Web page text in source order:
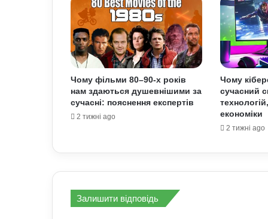
Чому фільми 80–90-х років
нам здаються душевнішими за
сучасні: пояснення експертів
2 тижні ago
Чому
сучасний
економіки
2 тижні ago
Залишити відповідь